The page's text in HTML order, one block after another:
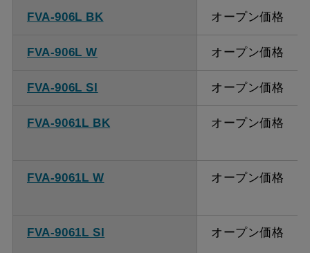
FVA-906L BK オープン価格
FVA-906L W オープン価格
FVA-906L SI オープン価格
FVA-9061L BK オープン価格
FVA-9061L W オープン価格
FVA-9061L SI オープン価格